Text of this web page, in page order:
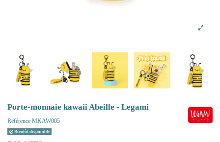
Porte-monnaie kawaii Abeille - Legami
Référence MKAW005
Bientôt disponible